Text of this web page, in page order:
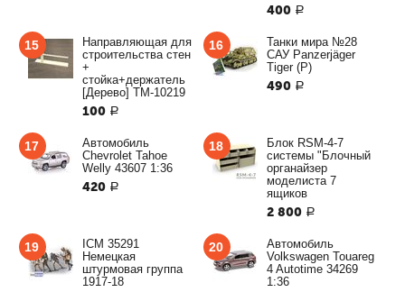
400 Р
15
Направляющая для
строительства стен
+
стойка+держатель
[Дерево] ТМ-10219
100 Р
16
Танки мира №28
САУ Panzerjäger
Tiger (P)
490 Р
17
Автомобиль
Chevrolet Tahoe
Welly 43607 1:36
420 Р
18
Блок RSM-4-7
системы "Блочный
органайзер
моделиста 7
ящиков
2 800 Р
19
ICM 35291
Немецкая
штурмовая группа
1917-18
20
Автомобиль
Volkswagen Touareg
4 Autotime 34269
1:36